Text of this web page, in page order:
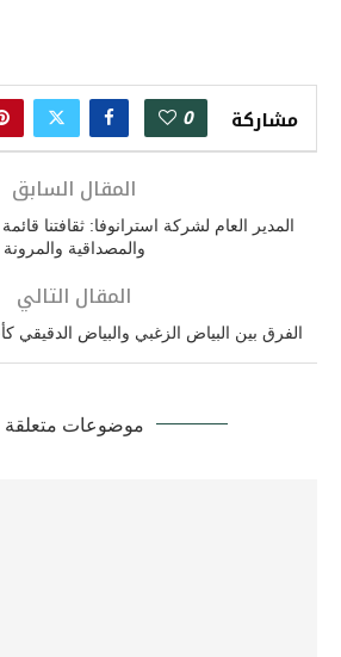
مشاركة 0
المقال السابق
المدير العام لشركة استرانوفا: ثقافتنا
والمصداقية والمرونة
المقال التالي
الفرق بين البياض الزغبي والبياض الدقيقي
موضوعات متعلقة